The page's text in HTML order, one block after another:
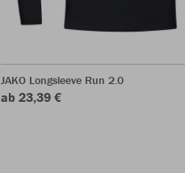
JAKO Longsleeve Run 2.0
ab 23,39 €